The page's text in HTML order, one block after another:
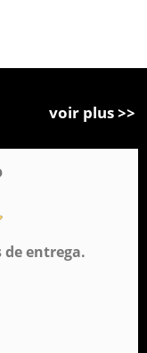
voir plus >>
de entrega.